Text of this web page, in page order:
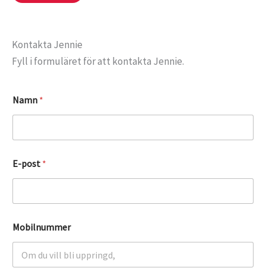
Kontakta Jennie
Fyll i formuläret för att kontakta Jennie.
Namn *
E-post *
Mobilnummer